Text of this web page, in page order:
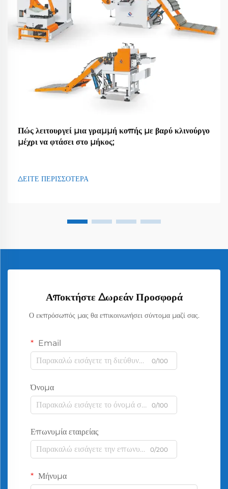
Πώς λειτουργεί μια γραμμή κοπής με βαρύ κλινούργο
μέχρι να φτάσει στο μήκος;
ΔΕΙΤΕ ΠΕΡΙΣΣΟΤΕΡΑ
Αποκτήστε Δωρεάν Προσφορά
Ο εκπρόσωπός μας θα επικοινωνήσει σύντομα μαζί σας.
Email
0/100
Όνομα
0/100
Επωνυμία εταιρείας
0/200
Μήνυμα